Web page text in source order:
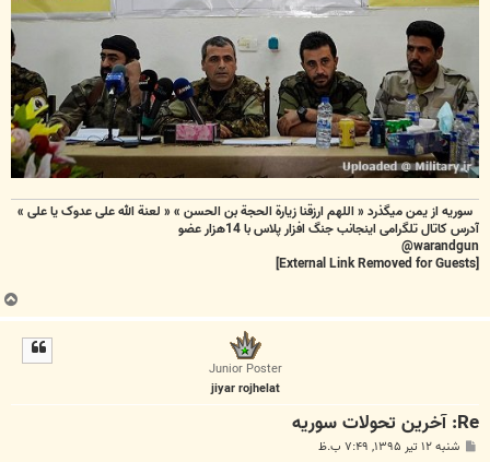
سوریه از یمن میگذرد « اللهم ارزقنا زيارة الحجة بن الحسن » « لعنة الله علی عدوک یا علی »
آدرس کاتال تلگرامی اینجانب جنگ افزار پلاس با 14هزار عضو
warandgun@
ب
ا
Junior Poster
jiyar rojhelat
Re: آخرين تحولات سوريه
پ شنبه ۱۲ تیر ۱۳۹۵, ۷:۴۹ ب.ظ